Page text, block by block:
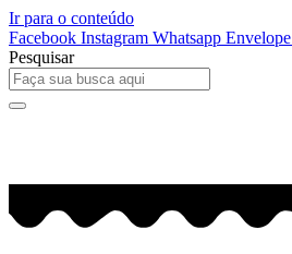
Ir para o conteúdo
Facebook Instagram Whatsapp Envelope
Pesquisar